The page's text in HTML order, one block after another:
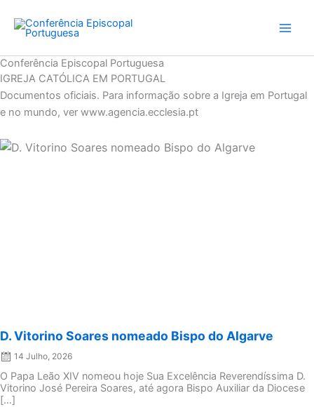
content
Conferência Episcopal Portuguesa
IGREJA CATÓLICA EM PORTUGAL
Documentos oficiais. Para informação sobre a Igreja em Portugal
e no mundo, ver www.agencia.ecclesia.pt
D. Vitorino Soares nomeado Bispo do Algarve
Posted
14 Julho, 2026
O Papa Leão XIV nomeou hoje Sua Excelência Reverendíssima D.
Vitorino José Pereira Soares, até agora Bispo Auxiliar da Diocese
[…]